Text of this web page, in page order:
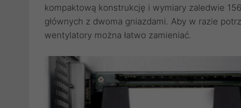
kompaktową konstrukcję i wymiary zaledwie
głównych z dwoma gniazdami. Aby w razie
wentylatory można łatwo zamieniać.